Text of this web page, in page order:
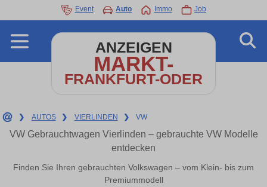
Event Auto Immo Job
ANZEIGEN
MARKT-
FRANKFURT-ODER
❯ AUTOS ❯ VIERLINDEN ❯ VW
VW Gebrauchtwagen Vierlinden – gebrauchte VW Modelle
entdecken
Finden Sie Ihren gebrauchten Volkswagen – vom Klein- bis zum
Premiummodell